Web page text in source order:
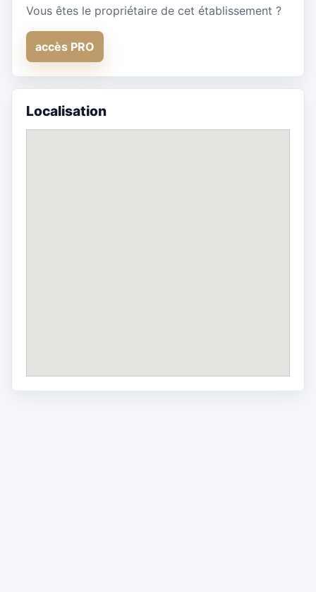
Vous êtes le propriétaire de cet établissement ?
accès PRO
Localisation